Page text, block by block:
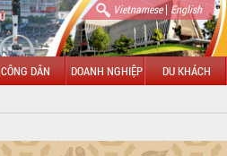
Vietnamese| English
CÔNG DÂN DOANH NGHIỆP DU KHÁCH